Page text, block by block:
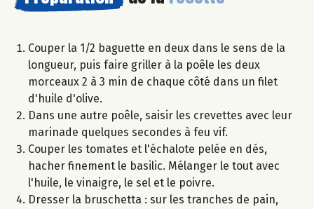
Couper la 1/2 baguette en deux dans le sens de la
longueur, puis faire griller à la poêle les deux
morceaux 2 à 3 min de chaque côté dans un filet
d'huile d'olive.
Dans une autre poêle, saisir les crevettes avec leur
marinade quelques secondes à feu vif.
Couper les tomates et l'échalote pelée en dés,
hacher finement le basilic. Mélanger le tout avec
l'huile, le vinaigre, le sel et le poivre.
Dresser la bruschetta : sur les tranches de pain,